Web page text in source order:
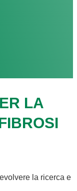
LA
la ricerca e